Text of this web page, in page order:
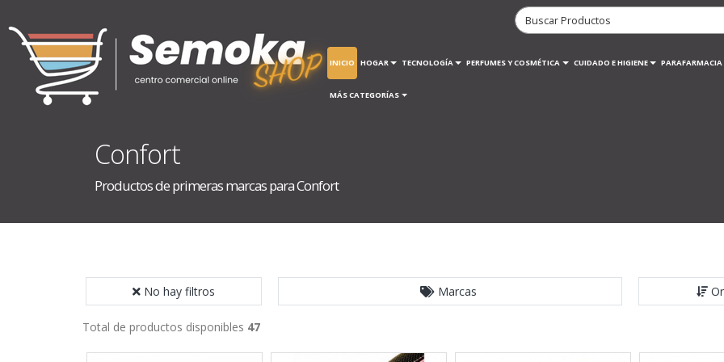
INICIO HOGAR TECNOLOGÍA PERFUMES Y COSMÉTICA CUIDADO E HIGIENE PARAFARMACIA
MÁS CATEGORÍAS
Confort
Productos de primeras marcas para Confort
No hay filtros Marcas
Total de productos disponibles 47